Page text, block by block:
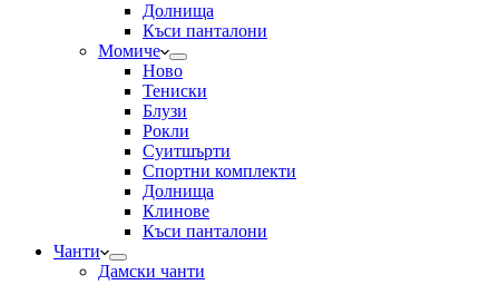
Долнища
Къси панталони
Момиче
Ново
Тениски
Блузи
Рокли
Суитшърти
Спортни комплекти
Долнища
Клинове
Къси панталони
Чанти
Дамски чанти